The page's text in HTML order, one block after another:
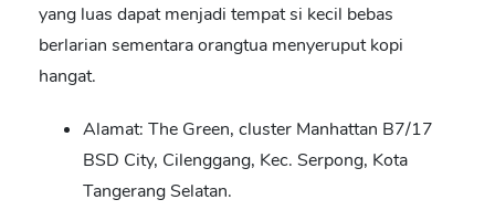
yang luas dapat menjadi tempat si kecil bebas
berlarian sementara orangtua menyeruput kopi
hangat.
Alamat: The Green, cluster Manhattan B7/17
BSD City, Cilenggang, Kec. Serpong, Kota
Tangerang Selatan.